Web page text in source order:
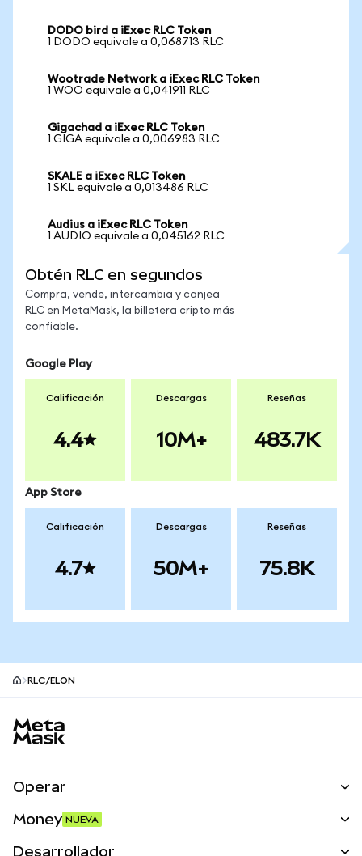
DODO bird a iExec RLC Token
1 DODO equivale a 0,068713 RLC
Wootrade Network a iExec RLC Token
1 WOO equivale a 0,041911 RLC
Gigachad a iExec RLC Token
1 GIGA equivale a 0,006983 RLC
SKALE a iExec RLC Token
1 SKL equivale a 0,013486 RLC
Audius a iExec RLC Token
1 AUDIO equivale a 0,045162 RLC
Obtén RLC en segundos
Compra, vende, intercambia y canjea
RLC en MetaMask, la billetera cripto más
confiable.
Google Play
Calificación
4.4
Descargas
10M+
Reseñas
483.7K
App Store
Calificación
4.7
Descargas
50M+
Reseñas
75.8K
RLC/ELON
Operar
Money NUEVA
Desarrollador